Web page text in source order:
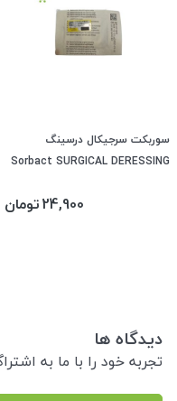
سوربکت سرجیکال درسینگ
Sorbact SURGICAL DERESSING
24,900تومان
دیدگاه ها
تجربه خود را با ما به